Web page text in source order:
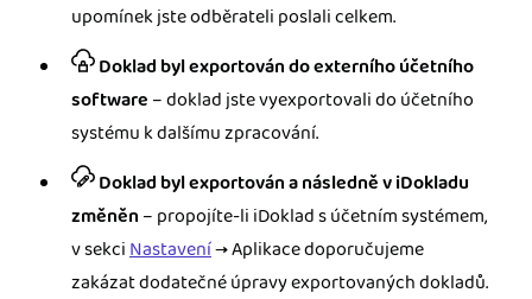
upomínek jste odběrateli poslali celkem.
Doklad byl exportován do externího účetního
software – doklad jste vyexportovali do účetního
systému k dalšímu zpracování.
Doklad byl exportován a následně v iDokladu
změněn – propojíte-li iDoklad s účetním systémem,
v sekciNastavení→ Aplikace doporučujeme
zakázat dodatečné úpravy exportovaných dokladů.